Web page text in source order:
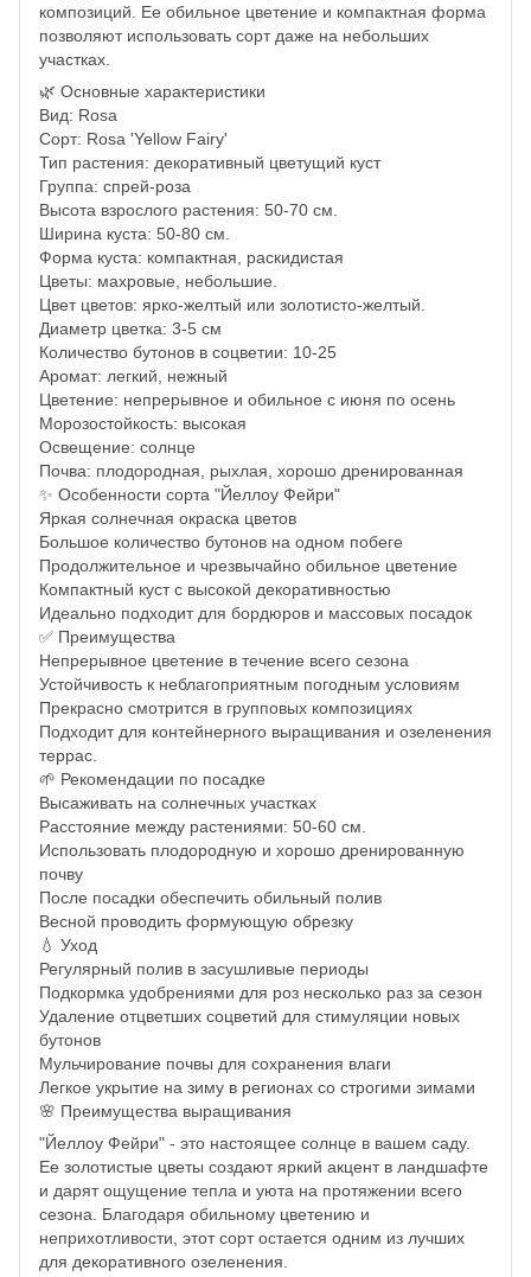
композиций. Ее обильное цветение и компактная форма
позволяют использовать сорт даже на небольших
участках.
🌿 Основные характеристики
Вид: Rosa
Сорт: Rosa 'Yellow Fairy'
Тип растения: декоративный цветущий куст
Группа: спрей-роза
Высота взрослого растения: 50-70 см.
Ширина куста: 50-80 см.
Форма куста: компактная, раскидистая
Цветы: махровые, небольшие.
Цвет цветов: ярко-желтый или золотисто-желтый.
Диаметр цветка: 3-5 см
Количество бутонов в соцветии: 10-25
Аромат: легкий, нежный
Цветение: непрерывное и обильное с июня по осень
Морозостойкость: высокая
Освещение: солнце
Почва: плодородная, рыхлая, хорошо дренированная
✨ Особенности сорта "Йеллоу Фейри"
Яркая солнечная окраска цветов
Большое количество бутонов на одном побеге
Продолжительное и чрезвычайно обильное цветение
Компактный куст с высокой декоративностью
Идеально подходит для бордюров и массовых посадок
✅ Преимущества
Непрерывное цветение в течение всего сезона
Устойчивость к неблагоприятным погодным условиям
Прекрасно смотрится в групповых композициях
Подходит для контейнерного выращивания и озеленения
террас.
🌱 Рекомендации по посадке
Высаживать на солнечных участках
Расстояние между растениями: 50-60 см.
Использовать плодородную и хорошо дренированную
почву
После посадки обеспечить обильный полив
Весной проводить формующую обрезку
💧 Уход
Регулярный полив в засушливые периоды
Подкормка удобрениями для роз несколько раз за сезон
Удаление отцветших соцветий для стимуляции новых
бутонов
Мульчирование почвы для сохранения влаги
Легкое укрытие на зиму в регионах со строгими зимами
🌸 Преимущества выращивания
"Йеллоу Фейри" - это настоящее солнце в вашем саду.
Ее золотистые цветы создают яркий акцент в ландшафте
и дарят ощущение тепла и уюта на протяжении всего
сезона. Благодаря обильному цветению и
неприхотливости, этот сорт остается одним из лучших
для декоративного озеленения.